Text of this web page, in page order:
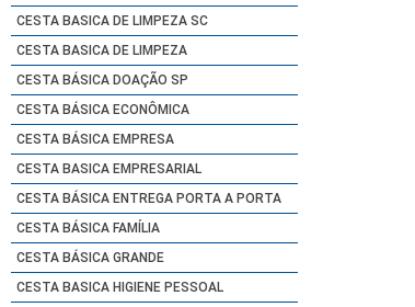
CESTA BASICA DE LIMPEZA SC
CESTA BASICA DE LIMPEZA
CESTA BÁSICA DOAÇÃO SP
CESTA BÁSICA ECONÔMICA
CESTA BÁSICA EMPRESA
CESTA BASICA EMPRESARIAL
CESTA BÁSICA ENTREGA PORTA A PORTA
CESTA BÁSICA FAMÍLIA
CESTA BÁSICA GRANDE
CESTA BASICA HIGIENE PESSOAL